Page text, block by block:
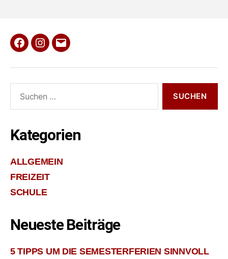
Facebook
Instagram
E-
nach:
Kategorien
ALLGEMEIN
FREIZEIT
SCHULE
Neueste Beiträge
5 TIPPS UM DIE SEMESTERFERIEN SINNVOLL